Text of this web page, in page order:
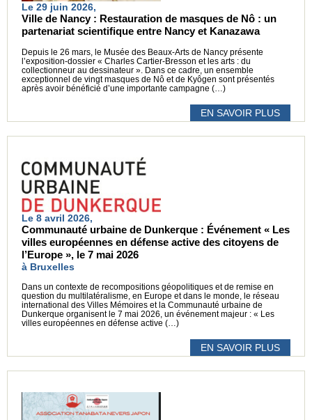
Le 29 juin 2026,
Ville de Nancy : Restauration de masques de Nô : un
partenariat scientifique entre Nancy et Kanazawa
Depuis le 26 mars, le Musée des Beaux-Arts de Nancy présente
l’exposition-dossier « Charles Cartier-Bresson et les arts : du
collectionneur au dessinateur ». Dans ce cadre, un ensemble
exceptionnel de vingt masques de Nô et de Kyôgen sont présentés
après avoir bénéficié d’une importante campagne (…)
EN SAVOIR PLUS
Le 8 avril 2026,
Communauté urbaine de Dunkerque : Événement « Les
villes européennes en défense active des citoyens de
l’Europe », le 7 mai 2026
à Bruxelles
Dans un contexte de recompositions géopolitiques et de remise en
question du multilatéralisme, en Europe et dans le monde, le réseau
international des Villes Mémoires et la Communauté urbaine de
Dunkerque organisent le 7 mai 2026, un événement majeur : « Les
villes européennes en défense active (…)
EN SAVOIR PLUS